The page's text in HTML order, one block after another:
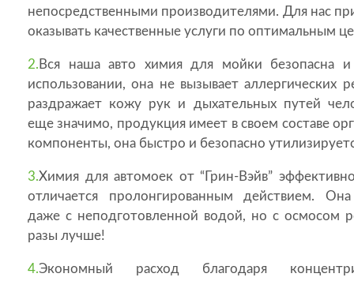
непосредственными производителями. Для нас
оказывать качественные услуги по оптимальным
2. Вся наша авто химия для мойки безопасна
использовании, она не вызывает аллергических
раздражает кожу рук и дыхательных путей
еще значимо, продукция имеет в своем составе
компоненты, она быстро и безопасно
3.Химия для автомоек от “Грин-Вэйв”
отличается пролонгированным действием. Она
даже с неподготовленной водой, но с осмосом
разы лучше!
4.Экономный расход благодаря